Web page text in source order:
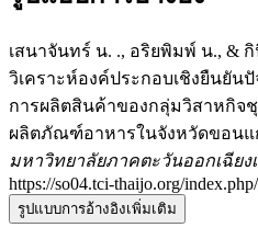
เสนาจันทร์ น. ., อริยพิมพ์ น., &
วิเคราะห์องค์ประกอบเชิงยืนยั
การผลิตสินค้าของกลุ่มวิสาหกิจ
ผลิตภัณฑ์อาหารในจังหวัดขอนแ
มหาวิทยาลัยภาคตะวันออกเฉียง
https://so04.tci-thaijo.org/
รูปแบบการอ้างอิงเพิ่มเติม